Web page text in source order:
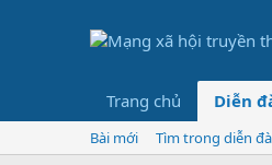
Trang chủ Diễn
Bài mới Tìm trong diễn